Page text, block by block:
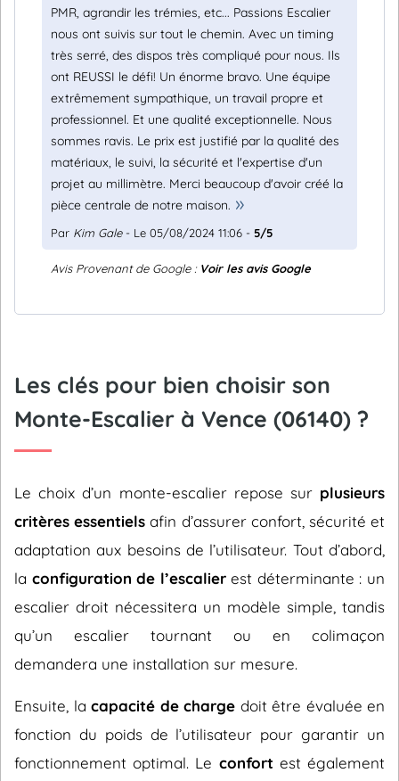
PMR, agrandir les trémies, etc... Passions Escalier
nous ont suivis sur tout le chemin. Avec un timing
très serré, des dispos très compliqué pour nous. Ils
ont REUSSI le défi! Un énorme bravo. Une équipe
extrêmement sympathique, un travail propre et
professionnel. Et une qualité exceptionnelle. Nous
sommes ravis. Le prix est justifié par la qualité des
matériaux, le suivi, la sécurité et l'expertise d'un
projet au millimètre. Merci beaucoup d'avoir créé la
pièce centrale de notre maison.
Par Kim Gale- Le 05/08/2024 11:06 - 5/5
Avis Provenant de Google : Voir les avis Google
Les clés pour bien choisir son
Monte-Escalier à Vence (06140) ?
Le choix d’un monte-escalier repose sur plusieurs
critères essentiels afin d’assurer confort, sécurité et
adaptation aux besoins de l’utilisateur. Tout d’abord,
la configuration de l’escalierest déterminante : un
escalier droit nécessitera un modèle simple, tandis
qu’un escalier tournant ou en colimaçon
demandera une installation sur mesure.
Ensuite, la capacité de charge doit être évaluée en
fonction du poids de l’utilisateur pour garantir un
fonctionnement optimal. Le confort est également